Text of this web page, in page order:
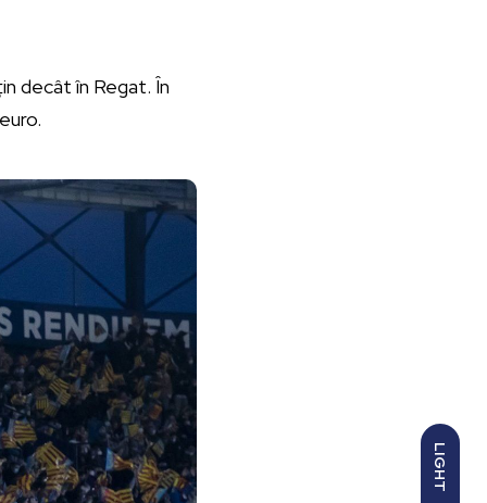
LIGHT
decât în Regat. În